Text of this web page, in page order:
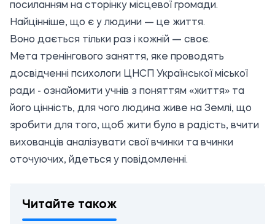
посиланням на сторінку місцевої громади.
Найцінніше, що є у людини — це життя.
Воно дається тільки раз і кожній — своє.
Мета тренінгового заняття, яке проводять
досвідченні психологи ЦНСП Української міської
ради - ознайомити учнів з поняттям «життя» та
його цінність, для чого людина живе на Землі, що
зробити для того, щоб жити було в радість, вчити
вихованців аналізувати свої вчинки та вчинки
оточуючих, йдеться у повідомленні.
Читайте також